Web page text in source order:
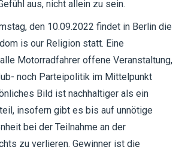
aus, nicht allein zu sein.
den 10.09.2022 findet in Berlin die
is our Religion statt. Eine
Motorradfahrer offene Veranstaltung,
noch Parteipolitik im Mittelpunkt
Bild ist nachhaltiger als ein
insofern gibt es bis auf unnötige
bei der Teilnahme an der
zu verlieren. Gewinner ist die